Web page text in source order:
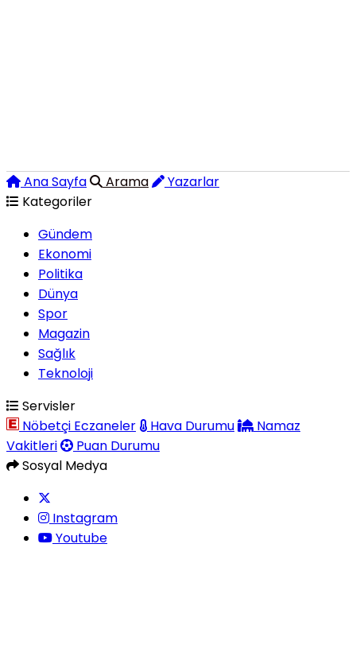
Ana Sayfa Arama
Yazarlar
Kategoriler
Gündem
Ekonomi
Politika
Dünya
Spor
Magazin
Sağlık
Teknoloji
Servisler
Nöbetçi Eczaneler
Hava Durumu
Namaz
Vakitleri
Puan Durumu
Sosyal Medya
Instagram
Youtube